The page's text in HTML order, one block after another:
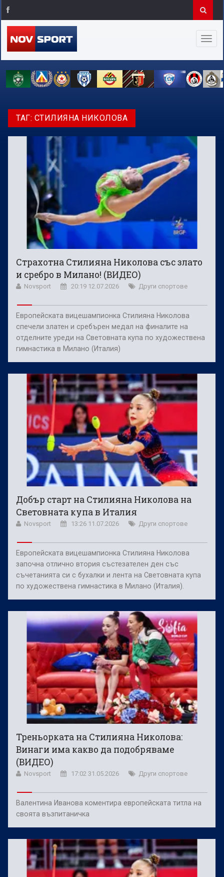
ТАГ: СТИЛИЯНА НИКОЛОВА
Страхотна Стилияна Николова със злато
и сребро в Милано! (ВИДЕО)
Novsport 20:19 12.07.2026 Други спортове
Европейската вицешампионка Стилияна Николова
спечели златен и сребърен медал на финалите на
отделните уреди на Световната купа по художествена
гимнастика в Милано (Италия)
Добър старт на Стилияна Николова на
Световната купа в Италия
Novsport 13:26 11.07.2026 Други спортове
Европейската вицешампионка Стилияна Николова
започна отлично втория състезателен ден със
съчетанията си с бухалки и лента на Световната купа
по художествена гимнастика в Милано (Италия).
Треньорката на Стилияна Николова:
Винаги има какво да подобряваме
(ВИДЕО)
Novsport 17:02 31.05.2026 Други спортове
Валентина Иванова коментира европейската титла на
своята възпитаничка